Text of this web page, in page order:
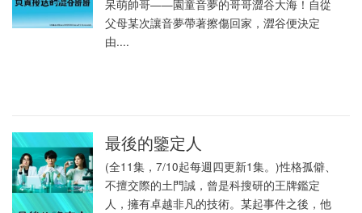
呆萌帥哥——園童音夢的哥哥澀谷大海！自從
父母某次讓音夢帶著擦傷回家，澀谷便決定
由....
最後的鑒定人
(全11集，7/10起每週四更新1集。)性格孤僻、
不擅交際的土門誠，曾是科搜研的王牌鑑定
人，擁有卓越非凡的技術。某起事件之後，他